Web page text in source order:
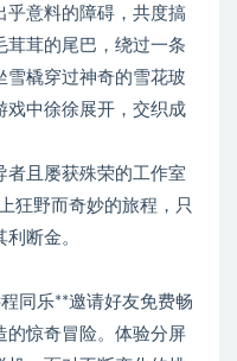
乎意料的障碍，共度搞
茸茸的尾巴，绕过一条
雪橇穿过神奇的雪花玻
戏中徐徐展开，交织成
者且屡获殊荣的工作室
狂野而奇妙的旅程，只
断金。
同乐**邀请好友免费畅
的惊奇冒险。体验分屏